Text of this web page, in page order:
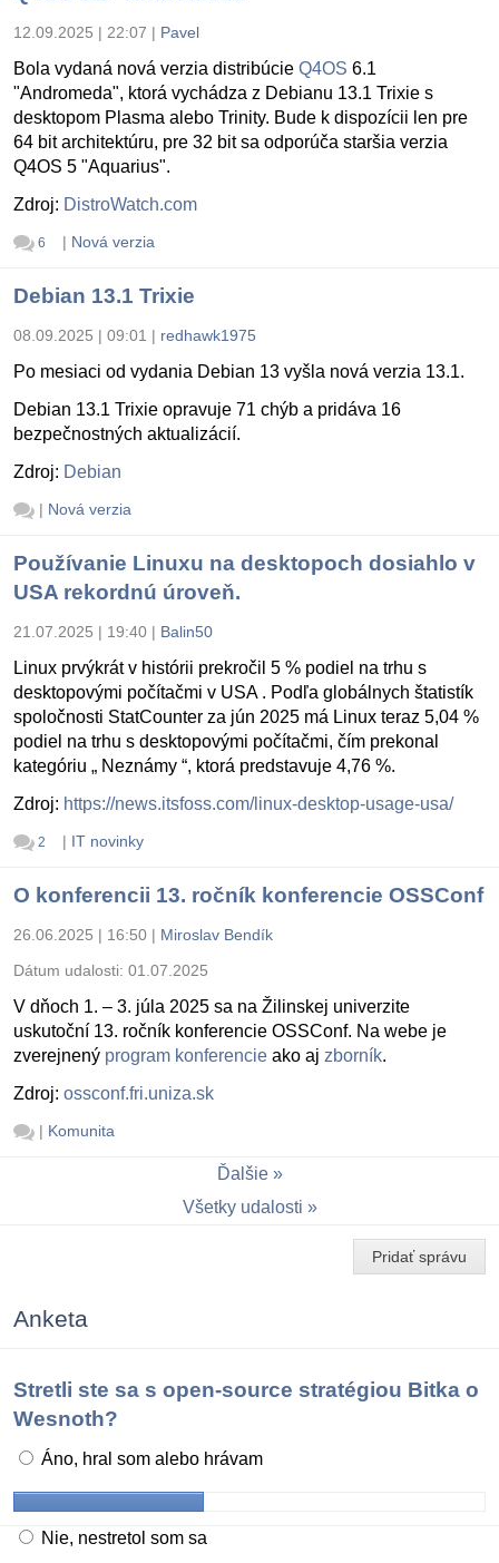
12.09.2025 | 22:07 | Pavel
Bola vydaná nová verzia distribúcie Q4OS 6.1
"Andromeda", ktorá vychádza z Debianu 13.1 Trixie s
desktopom Plasma alebo Trinity. Bude k dispozícii len pre
64 bit architektúru, pre 32 bit sa odporúča staršia verzia
Q4OS 5 "Aquarius".
Zdroj: DistroWatch.com
6 | Nová verzia
Debian 13.1 Trixie
08.09.2025 | 09:01 | redhawk1975
Po mesiaci od vydania Debian 13 vyšla nová verzia 13.1.
Debian 13.1 Trixie opravuje 71 chýb a pridáva 16
bezpečnostných aktualizácií.
Zdroj: Debian
| Nová verzia
Používanie Linuxu na desktopoch dosiahlo v
USA rekordnú úroveň.
21.07.2025 | 19:40 | Balin50
Linux prvýkrát v histórii prekročil 5 % podiel na trhu s
desktopovými počítačmi v USA . Podľa globálnych štatistík
spoločnosti StatCounter za jún 2025 má Linux teraz 5,04 %
podiel na trhu s desktopovými počítačmi, čím prekonal
kategóriu „ Neznámy “, ktorá predstavuje 4,76 %.
Zdroj: https://news.itsfoss.com/linux-desktop-usage-usa/
2 | IT novinky
O konferencii 13. ročník konferencie OSSConf
26.06.2025 | 16:50 | Miroslav Bendík
Dátum udalosti: 01.07.2025
V dňoch 1. – 3. júla 2025 sa na Žilinskej univerzite
uskutoční 13. ročník konferencie OSSConf. Na webe je
zverejnený program konferencie ako aj zborník.
Zdroj: ossconf.fri.uniza.sk
| Komunita
Ďalšie
Všetky udalosti
Pridať správu
Anketa
Stretli ste sa s open-source stratégiou Bitka o
Wesnoth?
Áno, hral som alebo hrávam
Nie, nestretol som sa